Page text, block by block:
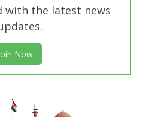
with the latest news
Now